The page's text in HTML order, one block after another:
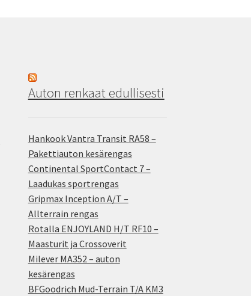
Auton renkaat edullisesti
Hankook Vantra Transit RA58 –
Pakettiauton kesärengas
Continental SportContact 7 –
Laadukas sportrengas
Gripmax Inception A/T –
Allterrain rengas
Rotalla ENJOYLAND H/T RF10 –
Maasturit ja Crossoverit
Milever MA352 – auton
kesärengas
BFGoodrich Mud-Terrain T/A KM3